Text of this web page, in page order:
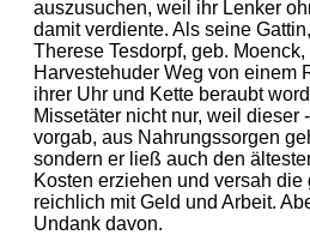
auszusuchen, weil ihr Lenker
damit verdiente. Als seine
Therese Tesdorpf, geb. Moenck,
Harvestehuder Weg von einem
ihrer Uhr und Kette beraubt
Missetäter nicht nur, weil dieser
vorgab, aus Nahrungssorgen
sondern er ließ auch den
Kosten erziehen und versah
reichlich mit Geld und Arbeit.
Undank davon.